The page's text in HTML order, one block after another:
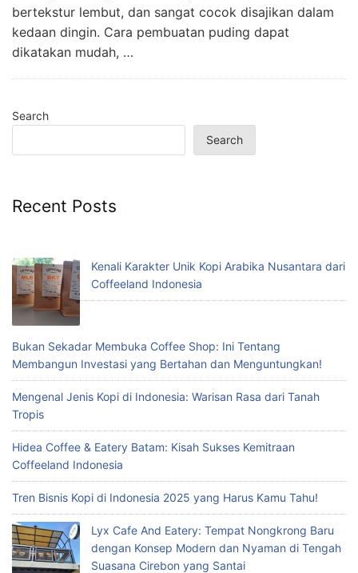
bertekstur lembut, dan sangat cocok disajikan dalam
kedaan dingin. Cara pembuatan puding dapat
dikatakan mudah, …
Search
Search
Recent Posts
Kenali Karakter Unik Kopi Arabika Nusantara dari
Coffeeland Indonesia
Bukan Sekadar Membuka Coffee Shop: Ini Tentang
Membangun Investasi yang Bertahan dan Menguntungkan!
Mengenal Jenis Kopi di Indonesia: Warisan Rasa dari Tanah
Tropis
Hidea Coffee & Eatery Batam: Kisah Sukses Kemitraan
Coffeeland Indonesia
Tren Bisnis Kopi di Indonesia 2025 yang Harus Kamu Tahu!
Lyx Cafe And Eatery: Tempat Nongkrong Baru
dengan Konsep Modern dan Nyaman di Tengah
Suasana Cirebon yang Santai